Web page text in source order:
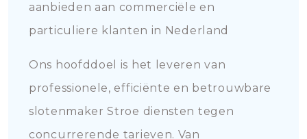
aanbieden aan commerciële en
particuliere klanten in Nederland
Ons hoofddoel is het leveren van
professionele, efficiënte en betrouwbare
slotenmaker Stroe diensten tegen
concurrerende tarieven. Van